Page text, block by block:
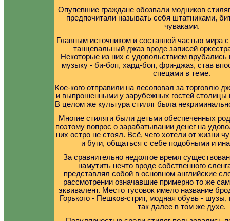
Опупевшие граждане обозвали модников
предпочитали называть себя штатниками,
чуваками.
Главным источником и составной частью мира
танцевальный джаз вроде записей
Некоторые из них с удовольствием
музыку - би-боп, хард-боп, фри-джаз, став
спецами в теме.
Кое-кого отправили на лесоповал за торговлю
и выпрошенными у зарубежных гостей
В целом же культура стиляг была
Многие стиляги были детьми обеспеченных
поэтому вопрос о зарабатывании денег на
них остро не стоял. Всё, чего хотели от жизни
и буги, общаться с себе подобными и
За сравнительно недолгое время
намутить нечто вроде собственного
представлял собой в основном английские
рассмотрении означавшие примерно то же
эквивалент. Место тусовок имело название
Горького - Пешков-стрит, модная обувь - шузы,
так далее в том же духе.